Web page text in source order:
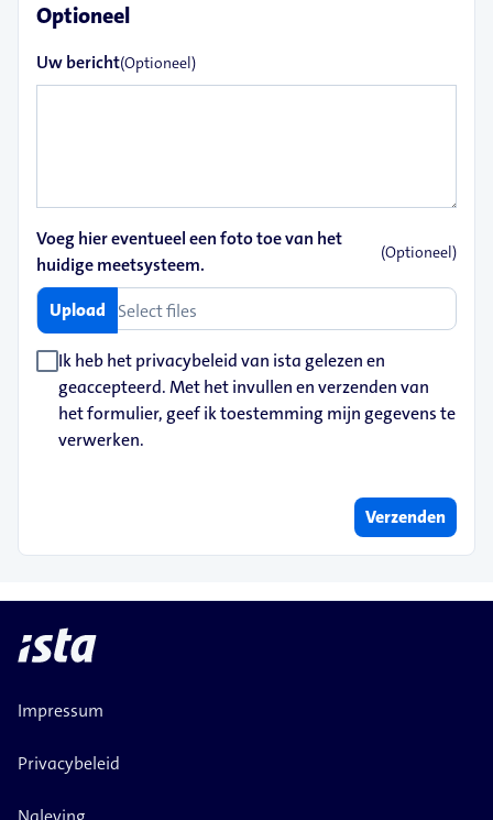
Optioneel
Uw bericht(Optioneel)
Voeg hier eventueel een foto toe van het
huidige meetsysteem.
(Optioneel)
Upload Select files
Ik heb het privacybeleid van ista gelezen en
geaccepteerd. Met het invullen en verzenden van
het formulier, geef ik toestemming mijn gegevens te
verwerken.
Verzenden
Impressum
Privacybeleid